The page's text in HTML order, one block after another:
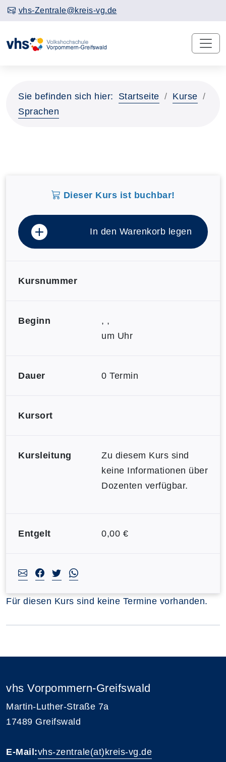
vhs-Zentrale@kreis-vg.de
Sie befinden sich hier: Startseite
Kurse
Sprachen
Dieser Kurs ist buchbar!
In den Warenkorb legen
Kursnummer
Beginn
, ,
um Uhr
Dauer 0 Termin
Kursort
Kursleitung
Zu diesem Kurs sind
keine Informationen über
Dozenten verfügbar.
Entgelt 0,00 €
Für diesen Kurs sind keine Termine vorhanden.
vhs Vorpommern-Greifswald
Martin-Luther-Straße 7a
17489 Greifswald
E-Mail:vhs-zentrale(at)kreis-vg.de